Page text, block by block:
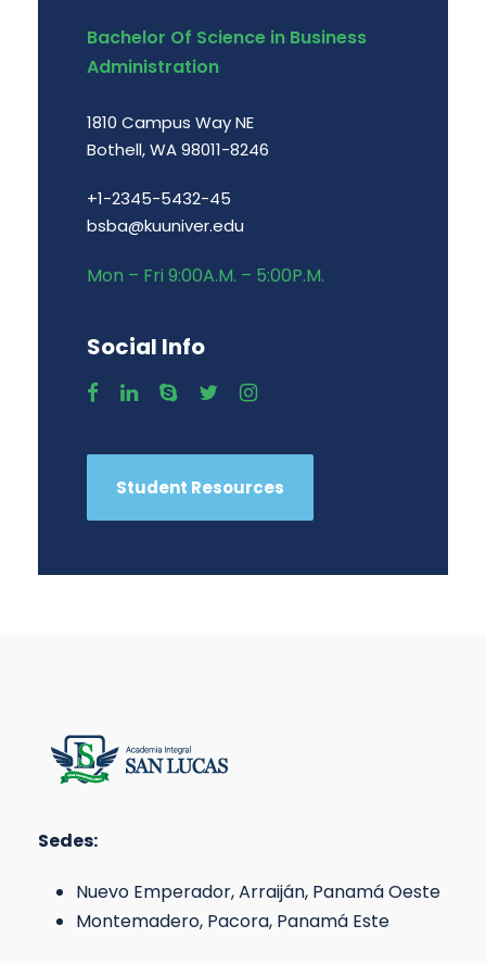
Bachelor Of Science in Business
Administration
1810 Campus Way NE
Bothell, WA 98011-8246
+1-2345-5432-45
bsba@kuuniver.edu
Mon – Fri 9:00A.M. – 5:00P.M.
Social Info
Student Resources
Sedes:
Nuevo Emperador, Arraiján, Panamá Oeste
Montemadero, Pacora, Panamá Este